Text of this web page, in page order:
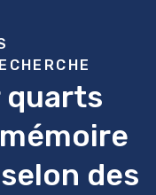
quarts
des